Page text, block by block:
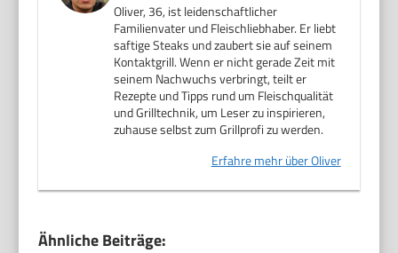
Oliver, 36, ist leidenschaftlicher
Familienvater und Fleischliebhaber. Er liebt
saftige Steaks und zaubert sie auf seinem
Kontaktgrill. Wenn er nicht gerade Zeit mit
seinem Nachwuchs verbringt, teilt er
Rezepte und Tipps rund um Fleischqualität
und Grilltechnik, um Leser zu inspirieren,
zuhause selbst zum Grillprofi zu werden.
Erfahre mehr über Oliver
Ähnliche Beiträge: